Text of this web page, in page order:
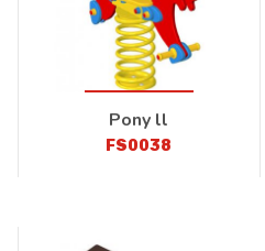
Pony ll
FS0038